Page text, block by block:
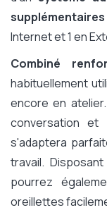
supplémentaires
Internet et 1 en
Combiné
habituellement
encore en
conversation et
s'adaptera
travail.
pourrez
oreillettes